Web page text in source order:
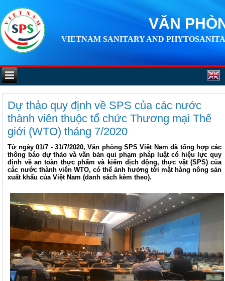
VĂN
VIETNAM SANITARY AND
Dự thảo quy định về SPS của các nước
thành viên thuộc tổ chức Thương mại Thế
giới (WTO) tháng 7/2020
Từ ngày 01/7 - 31/7/2020, Văn phòng SPS Việt Nam đã tổng hợp các
thông báo dự thảo và văn bản qui phạm pháp luật có hiệu lực quy
định về an toàn thực phẩm và kiểm dịch động, thực vật (SPS) của
các nước thành viên WTO, có thể ảnh hưởng tới mặt hàng nông sản
xuất khẩu của Việt Nam (danh sách kèm theo).